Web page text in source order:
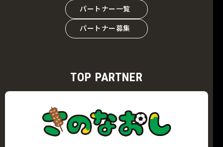
パートナー一覧
パートナー募集
TOP PARTNER